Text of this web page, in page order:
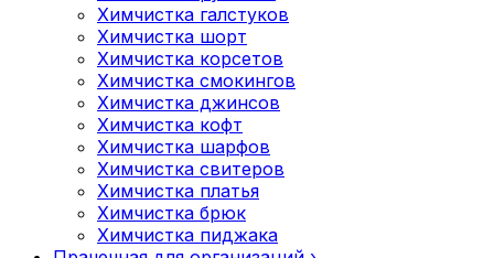
Химчистка галстуков
Химчистка шорт
Химчистка корсетов
Химчистка смокингов
Химчистка джинсов
Химчистка кофт
Химчистка шарфов
Химчистка свитеров
Химчистка платья
Химчистка брюк
Химчистка пиджака